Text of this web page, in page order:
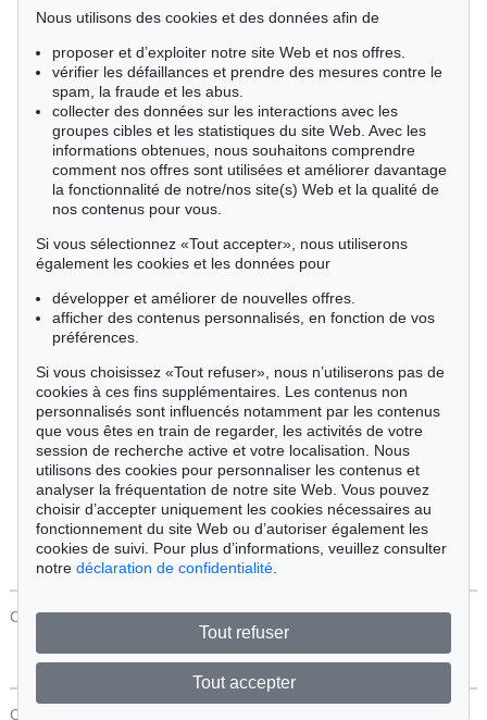
Livres pour enfants
Style de vie
Événements clés des sciences naturelles
Littérature mondiale
Littérature économique
Cimélie
Trier par:
Tous les objets
Offres actuelles
Objets vendus
Chercher
CONTACT Protection Des Données
CONTACT
Nous utilisons des cookies et des données afin de
proposer et d’exploiter notre site Web et nos offres.
vérifier les défaillances et prendre des mesures contre le
spam, la fraude et les abus.
collecter des données sur les interactions avec les
groupes cibles et les statistiques du site Web. Avec les
informations obtenues, nous souhaitons comprendre
comment nos offres sont utilisées et améliorer davantage
la fonctionnalité de notre/nos site(s) Web et la qualité de
nos contenus pour vous.
Si vous sélectionnez «Tout accepter», nous utiliserons
également les cookies et les données pour
développer et améliorer de nouvelles offres.
afficher des contenus personnalisés, en fonction de vos
préférences.
Si vous choisissez «Tout refuser», nous n’utiliserons pas de
cookies à ces fins supplémentaires. Les contenus non
personnalisés sont influencés notamment par les contenus
que vous êtes en train de regarder, les activités de votre
session de recherche active et votre localisation. Nous
utilisons des cookies pour personnaliser les contenus et
analyser la fréquentation de notre site Web. Vous pouvez
choisir d’accepter uniquement les cookies nécessaires au
fonctionnement du site Web ou d’autoriser également les
cookies de suivi. Pour plus d’informations, veuillez consulter
notre déclaration de confidentialité
Tout refuser
Tout accepter